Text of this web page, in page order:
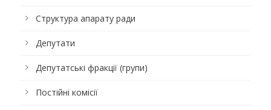
Структура апарату ради
Депутати
Депутатські фракції (групи)
Постійні комісії